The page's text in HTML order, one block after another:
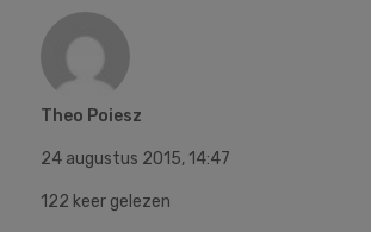
Theo Poiesz
24 augustus 2015, 14:47
122 keer gelezen